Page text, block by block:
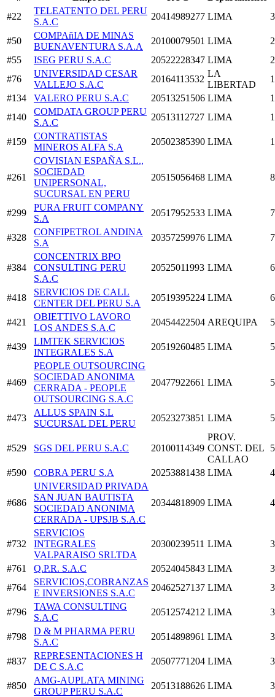
#22
TELEATENTO DEL PERU
S.A.C
20414989277 LIMA
#50
COMPAñIA DE MINAS
BUENAVENTURA S.A.A
20100079501 LIMA
#55
ISEG PERU S.A.C 20522228347 LIMA
#76
UNIVERSIDAD CESAR
VALLEJO S.A.C
20164113532
LA
LIBERTAD
#134
VALERO PERU S.A.C 20513251506 LIMA
#140
COMDATA GROUP PERU
S.A.C
20513112727 LIMA
#159
CONTRATISTAS
MINEROS ALFA S.A
20502385390 LIMA
#261
COVISIAN ESPAÑA S.L.,
SOCIEDAD
UNIPERSONAL,
SUCURSAL EN PERU
20515056468 LIMA
#299
PURA FRUIT COMPANY
S.A
20517952533 LIMA
#328
CONFIPETROL ANDINA
S.A
20357259976 LIMA
#384
CONCENTRIX BPO
CONSULTING PERU
S.A.C
20525011993 LIMA
#418
SERVICIOS DE CALL
CENTER DEL PERU S.A
20519395224 LIMA
#421
OBIETTIVO LAVORO
LOS ANDES S.A.C
20454422504 AREQUIPA
#439
LIMTEK SERVICIOS
INTEGRALES S.A
20519260485 LIMA
#469
PEOPLE OUTSOURCING
SOCIEDAD ANONIMA
CERRADA - PEOPLE
OUTSOURCING S.A.C
20477922661 LIMA
#473
ALLUS SPAIN S.L
SUCURSAL DEL PERU
20523273851 LIMA
#529 SGS DEL PERU S.A.C 20100114349
PROV.
CONST. DEL
CALLAO
#590 COBRA PERU S.A 20253881438 LIMA
#686
UNIVERSIDAD PRIVADA
SAN JUAN BAUTISTA
SOCIEDAD ANONIMA
CERRADA - UPSJB S.A.C
20344818909 LIMA
#732
SERVICIOS
INTEGRALES
VALPARAISO SRLTDA
20300239511 LIMA
#761 Q.P.R. S.A.C 20524045843 LIMA
#764
SERVICIOS,COBRANZAS
E INVERSIONES S.A.C
20462527137 LIMA
#796
TAWA CONSULTING
S.A.C
20512574212 LIMA
#798
D & M PHARMA PERU
S.A.C
20514898961 LIMA
#837
REPRESENTACIONES H
DE C S.A.C
20507771204 LIMA
#850
AMG-AUPLATA MINING
GROUP PERU S.A.C
20513188626 LIMA